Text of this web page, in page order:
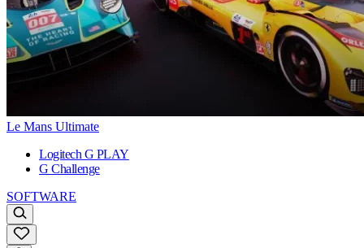
Le Mans Ultimate
Logitech G PLAY
G Challenge
SOFTWARE